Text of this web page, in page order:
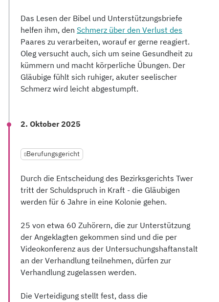
Das Lesen der Bibel und Unterstützungsbriefe
helfen ihm, den Schmerz über den Verlust des
Paares zu verarbeiten, worauf er gerne reagiert.
Oleg versucht auch, sich um seine Gesundheit zu
kümmern und macht körperliche Übungen. Der
Gläubige fühlt sich ruhiger, akuter seelischer
Schmerz wird leicht abgestumpft.
2. Oktober 2025
Berufungsgericht
Durch die Entscheidung des Bezirksgerichts Twer
tritt der Schuldspruch in Kraft - die Gläubigen
werden für 6 Jahre in eine Kolonie gehen.
25 von etwa 60 Zuhörern, die zur Unterstützung
der Angeklagten gekommen sind und die per
Videokonferenz aus der Untersuchungshaftanstalt
an der Verhandlung teilnehmen, dürfen zur
Verhandlung zugelassen werden.
Die Verteidigung stellt fest, dass die